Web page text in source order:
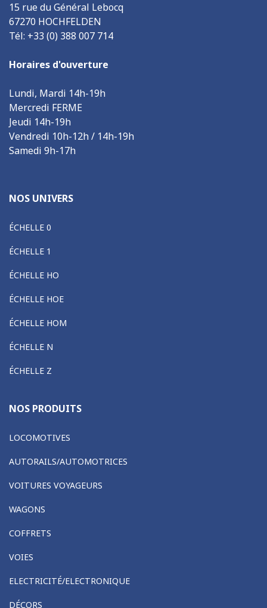
15 rue du Général Lebocq
67270 HOCHFELDEN
Tél: +33 (0) 388 007 714
Horaires d'ouverture
Lundi, Mardi 14h-19h
Mercredi FERME
Jeudi 14h-19h
Vendredi 10h-12h / 14h-19h
Samedi 9h-17h
NOS UNIVERS
ÉCHELLE 0
ÉCHELLE 1
ÉCHELLE HO
ÉCHELLE HOE
ÉCHELLE HOM
ÉCHELLE N
ÉCHELLE Z
NOS PRODUITS
LOCOMOTIVES
AUTORAILS/AUTOMOTRICES
VOITURES VOYAGEURS
WAGONS
COFFRETS
VOIES
ELECTRICITÉ/ELECTRONIQUE
DÉCORS